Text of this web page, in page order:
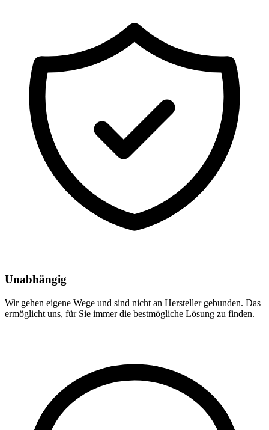
Unabhängig
Wir gehen eigene Wege und sind nicht an Hersteller gebunden. Das
ermöglicht uns, für Sie immer die bestmögliche Lösung zu finden.